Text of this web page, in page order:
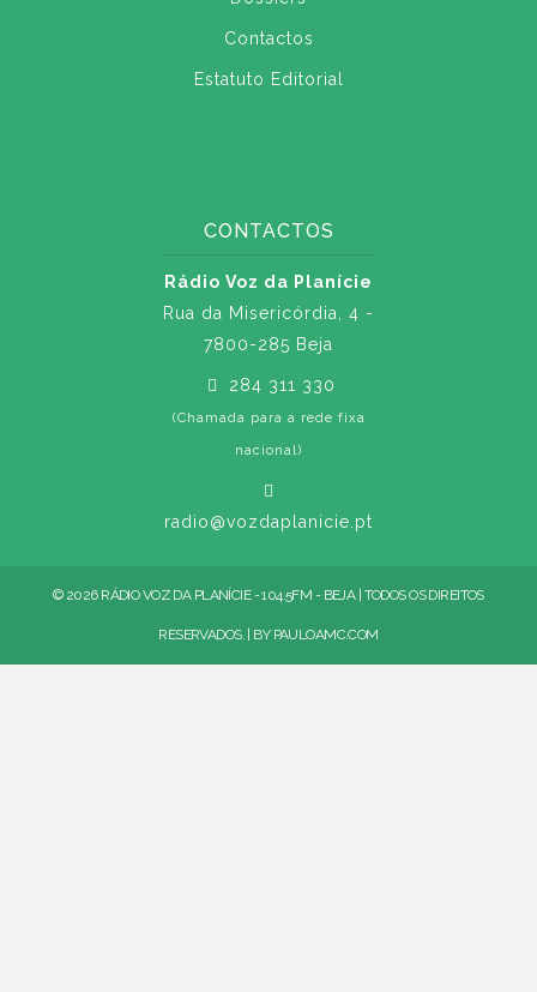
Contactos
Estatuto Editorial
CONTACTOS
Rádio Voz da Planície
Rua da Misericórdia, 4 -
7800-285 Beja
284 311 330
(Chamada para a rede fixa
nacional)
radio@vozdaplanicie.pt
© 2026 RÁDIO VOZ DA PLANÍCIE - 104.5FM - BEJA | TODOS OS DIREITOS
RESERVADOS. | BY PAULOAMC.COM